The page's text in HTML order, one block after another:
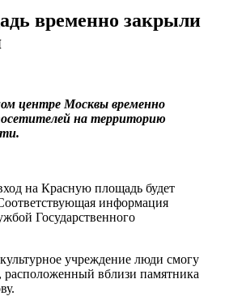
временно закрыли
центре Москвы временно
на территорию
на Красную площадь будет
информация
Государственного
учреждение люди смогу
расположенный вблизи памятника